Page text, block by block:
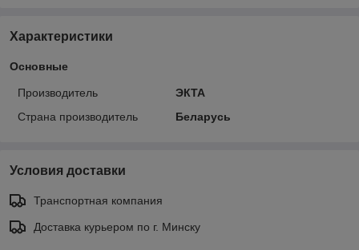
Характеристики
Основные
Производитель
ЭКТА
Страна производитель
Беларусь
Условия доставки
Транспортная компания
Доставка курьером по г. Минску